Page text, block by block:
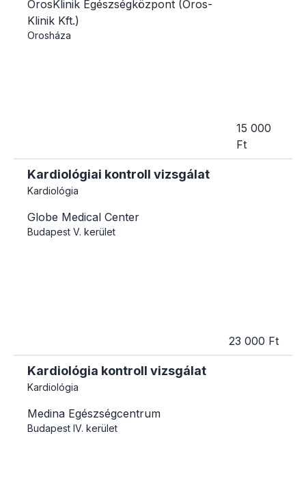
OrosKlinik Egészségközpont (Oros-
Klinik Kft.)
Orosháza
15 000
Ft
Kardiológiai kontroll vizsgálat
Kardiológia
Globe Medical Center
Budapest V. kerület
23 000 Ft
Kardiológia kontroll vizsgálat
Kardiológia
Medina Egészségcentrum
Budapest IV. kerület